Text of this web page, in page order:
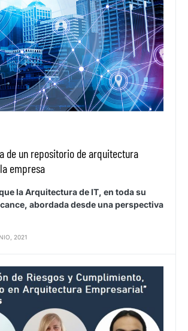
de un repositorio de arquitectura
empresa
la Arquitectura de IT, en toda su
abordada desde una perspectiva
2021